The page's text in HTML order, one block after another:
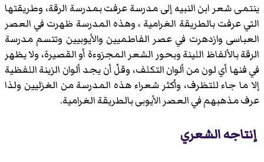
ينتمى شعر ابن النبيه إلى مدرسة عرفت بمدرسة الرقة، وطريقتها
التي عرفت بالطريقة الغرامية ، وهذه المدرسة ظهرت في العصر
العباسى وازدهرت في عصر الفاطميين والأيوبيين وتتسم مدرسة
الرقة بالألفاظ اللينة وبحور الشعر المجزوءة أو القصيرة، ولا يظهر
في فنها أي لون من ألوان التكلف، وقلّ أن يجد ألوان الزينة اللفظية
إلا ما جاء للتظرف، وأكثر شعراء هذه المدرسة من الغزليين ولذا
عرف مذهبهم في العصر الأيوبى بالطريقة الغرامية.
إنتاجه الشعري